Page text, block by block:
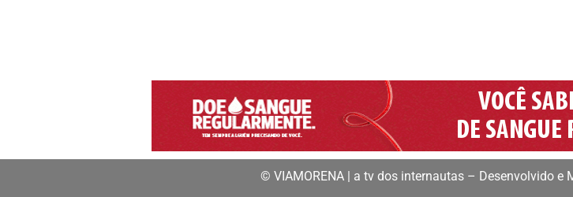
© VIAMORENA | a tv dos internautas – Desenvolvido e